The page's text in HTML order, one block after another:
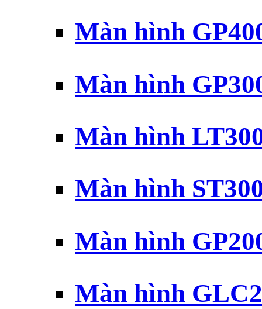
Màn hình
Màn hình
Màn hình
Màn hình
Màn hình
Màn hình